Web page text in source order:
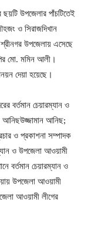
ছয়টি উপজেলার পাঁচটিতেই
ও সিরাজদিখান
শ্রীনগর উপজেলায় এসেছে
মো. মমিন আলী।
দেয়া হয়েছে।
বর্তমান চেয়ারম্যান ও
আনিছউজ্জামান আনিছ;
ও প্রকাশনা সম্পাদক
ও উপজেলা আওয়ামী
বর্তমান চেয়ারম্যান ও
উপজেলা আওয়ামী
আওয়ামী লীগের